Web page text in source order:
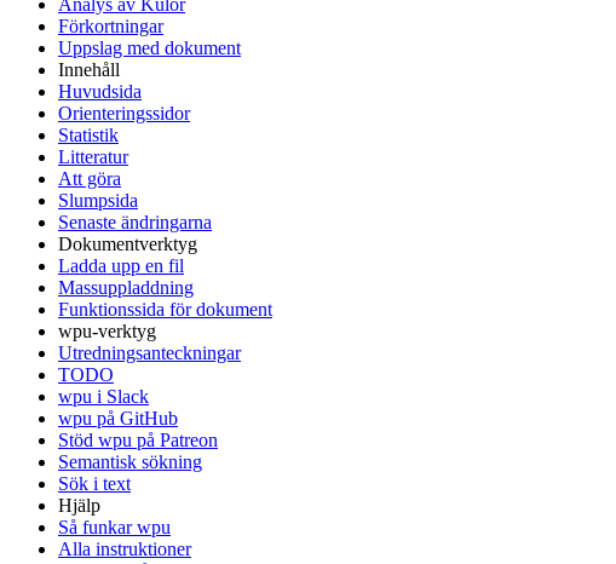
Analys av Kulor
Förkortningar
Uppslag med dokument
Innehåll
Huvudsida
Orienteringssidor
Statistik
Litteratur
Att göra
Slumpsida
Senaste ändringarna
Dokumentverktyg
Ladda upp en fil
Massuppladdning
Funktionssida för dokument
wpu-verktyg
Utredningsanteckningar
TODO
wpu i Slack
wpu på GitHub
Stöd wpu på Patreon
Semantisk sökning
Sök i text
Hjälp
Så funkar wpu
Alla instruktioner